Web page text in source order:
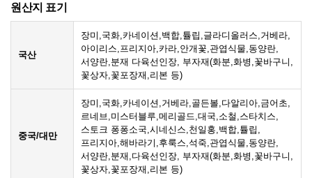
원산지 표기
국산
장미,국화,카네이션,백합,튤립,글라디올러스,거베라,
아이리스,프리지아,카라,안개꽃,관엽식물,동양란,
서양란,분재 다육선인장, 부자재(화분,화병,꽃바구니,
꽃상자,꽃포장재,리본 등)
중국/대만
장미,국화,카네이션,거베라,골든볼,다알리아,금어초,
르네브,미스터블루,메리골드,대국,소철,스타치스,
스토크 퐁퐁소국,시네신스,천일홍,백합,튤립,
프리지아,해바라기,후룩스,석죽,관엽식물,동양란,
서양란,분재,다육선인장, 부자재(화분,화병,꽃바구니,
꽃상자,꽃포장재,리본 등)